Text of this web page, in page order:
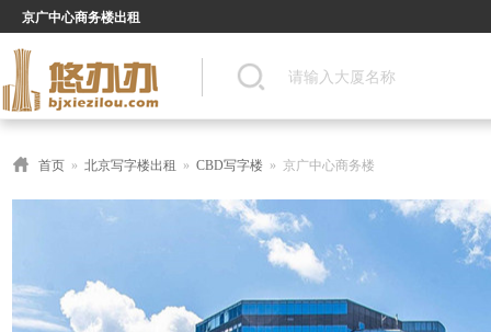
京广中心商务楼出租
首页 » 北京写字楼出租 » CBD写字楼 » 京广中心商务楼